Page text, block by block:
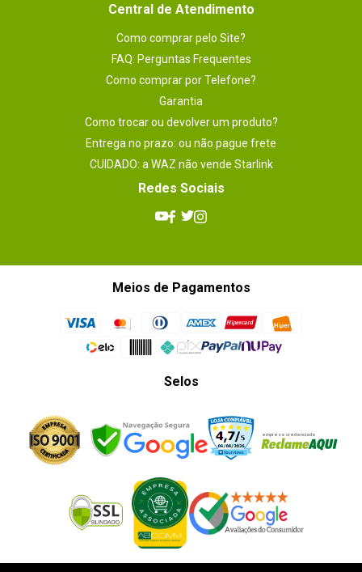
Central de Atendimento
Como comprar pelo Site?
FAQ: Perguntas Frequentes
Como comprar por Telefone?
Garantia
Como trocar ou devolver um produto?
Entrega no prazo: ou não pague frete
CUIDADO: a WAZ não vende Starlink
Redes Sociais
Meios de Pagamentos
Selos